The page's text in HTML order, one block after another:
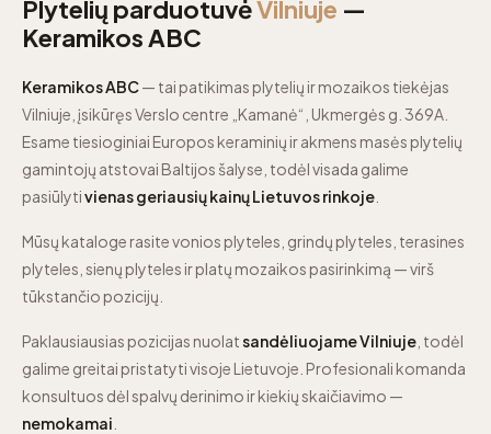
Plytelių parduotuvėVilniuje —
Keramikos ABC
Keramikos ABC— tai patikimas plytelių ir mozaikos tiekėjas
Vilniuje, įsikūręs Verslo centre „Kamanė“, Ukmergės g. 369A.
Esame tiesioginiai Europos keraminių ir akmens masės plytelių
gamintojų atstovai Baltijos šalyse, todėl visada galime
pasiūlytivienas geriausių kainų Lietuvos rinkoje
Mūsų kataloge rasite vonios plyteles, grindų plyteles, terasines
plyteles, sienų plyteles ir platų mozaikos pasirinkimą — virš
tūkstančio pozicijų.
Paklausiausias pozicijas nuolatsandėliuojame Vilniuje , todėl
galime greitai pristatyti visoje Lietuvoje. Profesionali komanda
konsultuos dėl spalvų derinimo ir kiekių skaičiavimo —
nemokamai